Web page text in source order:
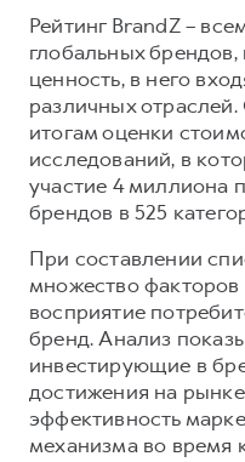
POER
от 3 449 000 ₽
Корпоративным
Крупным
Система управления
Сервис для
HAVAL Лизинг
АКСЕССУАРЫ
Автомобильные
Коллекция CITY
Коллекция Базовая
Коллекция Детская
Программа «HAVAL
Руководства по
Подписки
АКСЕССУАРЫ
Автомобильные
Коллекция CITY
Коллекция Базовая
Коллекция Детская
Рейтинг BrandZ –
глобальных
ценность, в него
различных
итогам оценки
исследований, в
участие 4 миллиона
брендов в 525
При составлении
множество
восприятие
бренд. Анализ
инвестирующие в
достижения на
эффективность
механизма во время